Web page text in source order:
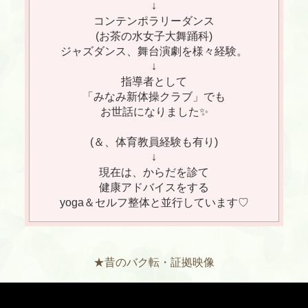
↓
コンテンポラリーダンス
(お茶の水女子大舞踊科)
ジャズダンス、舞台演劇を様々経験。
↓
指導者として
「みなみ新体操クラブ」でも
お世話になりました✨
(＆、体育教員経験も有り)
↓
現在は、からだを診て
健康アドバイスをする
yoga＆セルフ整体と並行しています♡
★昔のバク転・証拠映像